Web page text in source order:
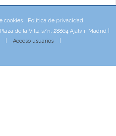
cookies
Política de privacidad
de la Villa s/n, 28864 Ajalvir, Madrid |
| Acceso usuarios|